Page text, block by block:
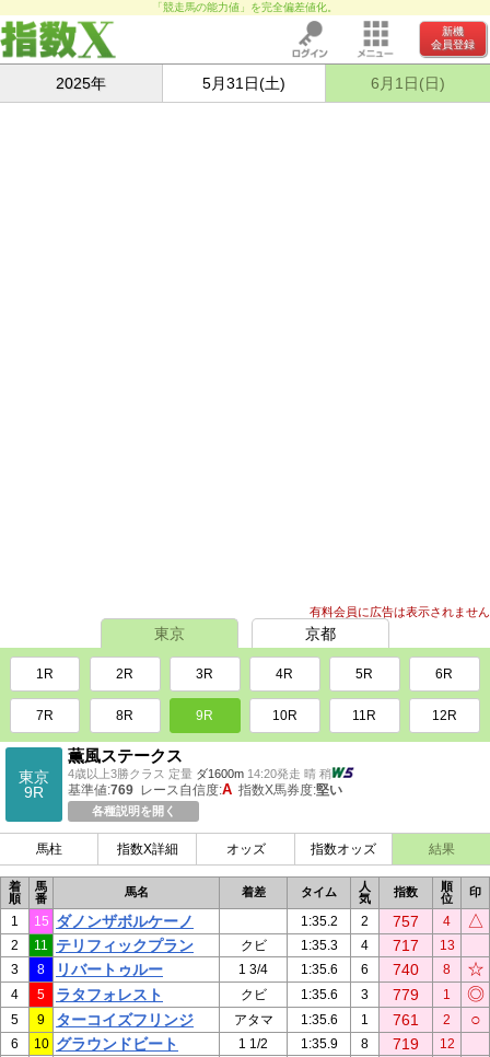
「競走馬の能力値」を完全偏差値化。
新機
会員登録
2025年 5月31日(土) 6月1日(日)
有料会員に広告は表示されません
東京 京都
1R 2R 3R 4R 5R 6R
7R 8R 9R 10R 11R 12R
東京
9R
薫風ステークス
4歳以上3勝クラス 定量 ダ1600m 14:20発走 晴 稍
基準値:769 レース自信度:A 指数X馬券度:堅い
各種説明を開く
馬柱 指数X詳細 オッズ 指数オッズ 結果
着
順
馬
番
馬名 着差 タイム
人
気
指数
順
位
印
1 15 ダノンザボルケーノ 1:35.2 2 757 4 △
2 11 テリフィックプラン クビ 1:35.3 4 717
13
3
8 リバートゥルー 1 3/4 1:35.6 6 740 8 ☆
4 5 ラタフォレスト クビ 1:35.6 3 779 1 ◎
5 9 ターコイズフリンジ アタマ 1:35.6 1 761 2 ○
6 10 グラウンドビート 1 1/2 1:35.9 8 719
12